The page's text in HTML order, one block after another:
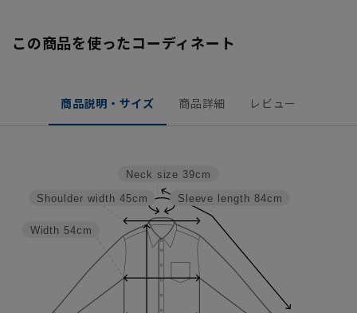
この商品を使ったコーディネート
商品説明・サイズ 商品詳細 レビュー
Sleeve length 84cm
Neck size 39cm
Width 54cm
Shoulder width 45cm